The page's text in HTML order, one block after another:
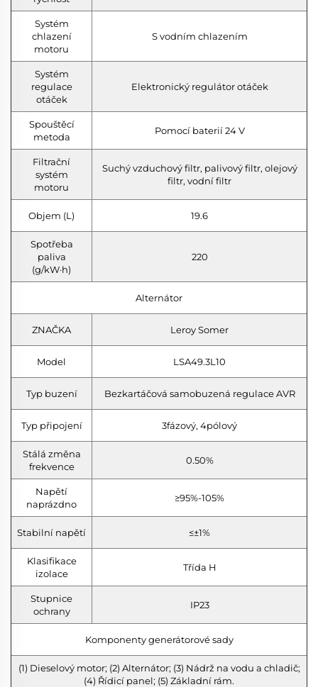
Systém
chlazení
motoru
S vodním chlazením
Systém
regulace
otáček
Elektronický regulátor otáček
Spouštěcí
metoda
Pomocí baterií 24 V
Filtrační
systém
motoru
Suchý vzduchový filtr, palivový filtr, olejový
filtr, vodní filtr
Objem (L) 19.6
Spotřeba
paliva
(g/kW·h)
220
Alternátor
ZNAČKA Leroy Somer
Model LSA49.3L10
Typ buzení Bezkartáčová samobuzená regulace AVR
Typ připojení 3fázový, 4pólový
Stálá změna
frekvence
0.50%
Napětí
naprázdno
≥95%-105%
Stabilní napětí ≤±1%
Klasifikace
izolace
Třída H
Stupnice
ochrany
IP23
Komponenty generátorové sady
(1) Dieselový motor; (2) Alternátor; (3) Nádrž na vodu a chladič;
(4) Řídicí panel; (5) Základní rám.